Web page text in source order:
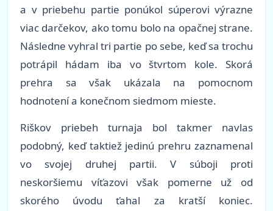
a v priebehu partie ponúkol súperovi výrazne
viac darčekov, ako tomu bolo na opačnej strane.
Následne vyhral tri partie po sebe, keď sa trochu
potrápil hádam iba vo štvrtom kole. Skorá
prehra sa však ukázala na pomocnom
hodnotení a konečnom siedmom mieste.
Riškov priebeh turnaja bol takmer navlas
podobný, keď taktiež jedinú prehru zaznamenal
vo svojej druhej partii. V súboji proti
neskoršiemu víťazovi však pomerne už od
skorého úvodu ťahal za kratší koniec.